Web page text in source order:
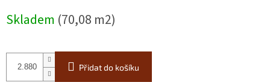
Skladem (70,08 m2)
Přidat do košíku